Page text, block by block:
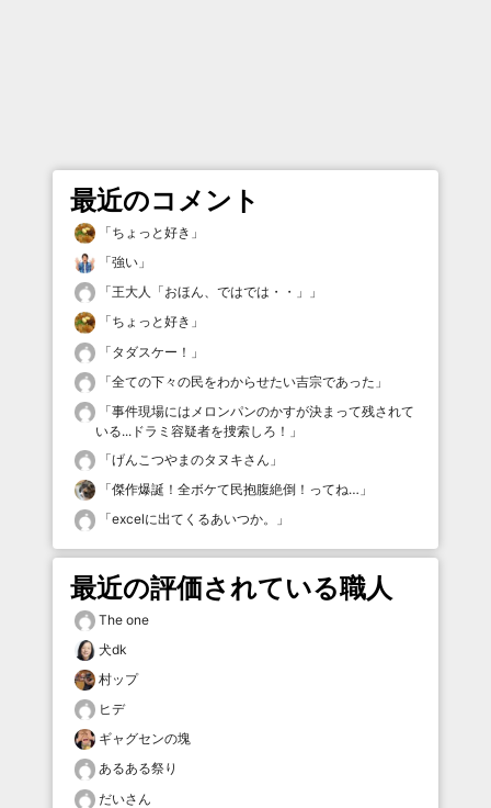
最近のコメント
「ちょっと好き 」
「強い 」
「王大人「おほん、ではでは・・」
」
「ちょっと好き 」
「タダスケー！ 」
「全ての下々の民をわからせたい吉宗であった 」
「事件現場にはメロンパンのかすが決まって残されて
いる...ドラミ容疑者を捜索しろ！ 」
「げんこつやまのタヌキさん 」
「傑作爆誕！全ボケて民抱腹絶倒！ってね… 」
「excelに出てくるあいつか。 」
最近の評価されている職人
The one
犬dk
村ップ
ヒデ
ギャグセンの塊
あるある祭り
だいさん